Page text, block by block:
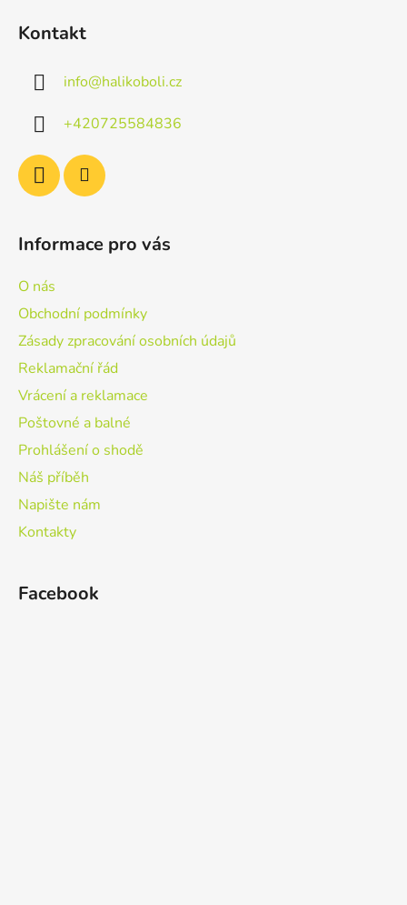
Kontakt
info@halikoboli.cz
+420725584836
Informace pro vás
O nás
Obchodní podmínky
Zásady zpracování osobních údajů
Reklamační řád
Vrácení a reklamace
Poštovné a balné
Prohlášení o shodě
Náš příběh
Napište nám
Kontakty
Facebook